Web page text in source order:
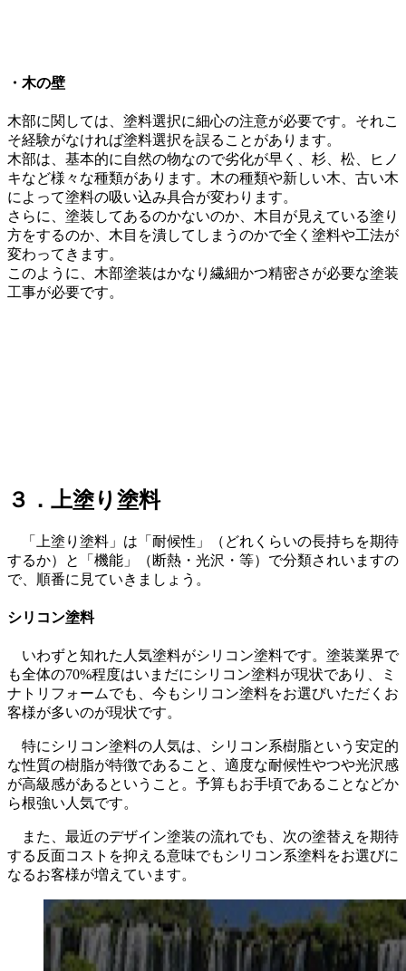
・木の壁
木部に関しては、塗料選択に細心の注意が必要です。それこ
そ経験がなければ塗料選択を誤ることがあります。
木部は、基本的に自然の物なので劣化が早く、杉、松、ヒノ
キなど様々な種類があります。木の種類や新しい木、古い木
によって塗料の吸い込み具合が変わります。
さらに、塗装してあるのかないのか、木目が見えている塗り
方をするのか、木目を潰してしまうのかで全く塗料や工法が
変わってきます。
このように、木部塗装はかなり繊細かつ精密さが必要な塗装
工事が必要です。
３．上塗り塗料
「上塗り塗料」は「耐候性」（どれくらいの長持ちを期待
するか）と「機能」（断熱・光沢・等）で分類されいますの
で、順番に見ていきましょう。
シリコン塗料
いわずと知れた人気塗料がシリコン塗料です。塗装業界で
も全体の70%程度はいまだにシリコン塗料が現状であり、ミ
ナトリフォームでも、今もシリコン塗料をお選びいただくお
客様が多いのが現状です。
特にシリコン塗料の人気は、シリコン系樹脂という安定的
な性質の樹脂が特徴であること、適度な耐候性やつや光沢感
が高級感があるということ。予算もお手頃であることなどか
ら根強い人気です。
また、最近のデザイン塗装の流れでも、次の塗替えを期待
する反面コストを抑える意味でもシリコン系塗料をお選びに
なるお客様が増えています。